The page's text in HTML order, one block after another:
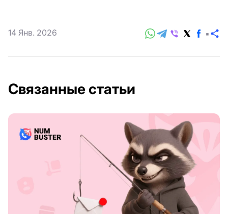
14 Янв. 2026
Связанные статьи